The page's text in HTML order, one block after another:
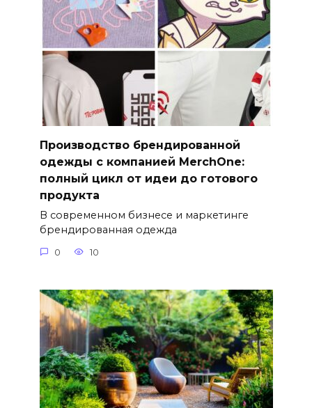
Производство брендированной
одежды с компанией MerchOne:
полный цикл от идеи до готового
продукта
В современном бизнесе и маркетинге
брендированная одежда
0 10